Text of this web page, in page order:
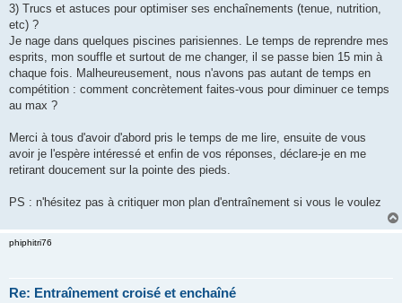
3) Trucs et astuces pour optimiser ses enchaînements (tenue, nutrition,
etc) ?
Je nage dans quelques piscines parisiennes. Le temps de reprendre mes
esprits, mon souffle et surtout de me changer, il se passe bien 15 min à
chaque fois. Malheureusement, nous n'avons pas autant de temps en
compétition : comment concrètement faites-vous pour diminuer ce temps
au max ?
Merci à tous d'avoir d'abord pris le temps de me lire, ensuite de vous
avoir je l'espère intéressé et enfin de vos réponses, déclare-je en me
retirant doucement sur la pointe des pieds.
PS : n'hésitez pas à critiquer mon plan d'entraînement si vous le voulez
phiphitri76
Re: Entraînement croisé et enchaîné